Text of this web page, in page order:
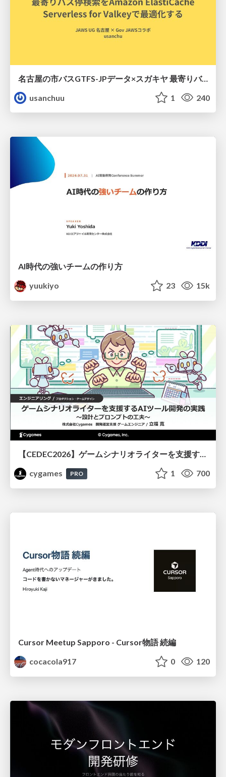
名古屋の市バスGTFS-JPデータ×スガキヤ 最寄りバス停検索をAmazon ElastiCache Serverless for Valkeyで最適化する
usanchuu
1 240
AI時代の強いチームの作り方
yuukiyo
23 15k
【CEDEC2026】ゲームシナリオライターを支援するAIツール開発の実践 ― 設計とプロンプトの工夫 ―
cygames
PRO 1 700
Cursor Meetup Sapporo - Cursor物語 続編
cocacola917
0 120